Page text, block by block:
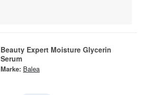
Beauty Expert Moisture Glycerin
Serum
Marke: Balea